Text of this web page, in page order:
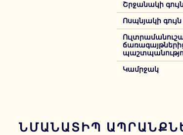
Շրջանակի
Ոսպնյակի գույն
Կամրջակ
ՆՄԱՆԱՏԻՊ